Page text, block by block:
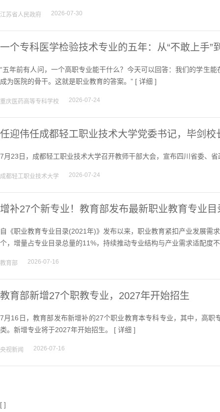
江苏省人民政府 2026-07-30
一个专科医学检验技术专业的五年：从“不敢上手”
“五年前有人问，一个高职专业能干什么？今天可以回答：我们的学生
成为医院的骨干。这就是职业教育的答案。” [ 详细 ]
重庆医药高等专科学校 2026-07-24
任迎伟任成都轻工职业技术大学党委书记，毕剑校
7月23日，成都轻工职业技术大学召开教师干部大会，宣布四川省委、
成都轻工职业技术大学 2026-07-24
增补27个新专业！教育部发布最新职业教育专业目
自《职业教育专业目录(2021年)》发布以来，职业教育紧扣产业发展需
个，增量占专业目录总量的11%，持续推动专业结构与产业需求适配度
教育部 2026-07-16
教育部新增27个职教专业，2027年开始招生
7月16日，教育部发布新增补的27个职业教育本专科专业，其中，高
类。新增专业将于2027年开始招生。 [ 详细 ]
央视新闻 2026-07-16
[ ]